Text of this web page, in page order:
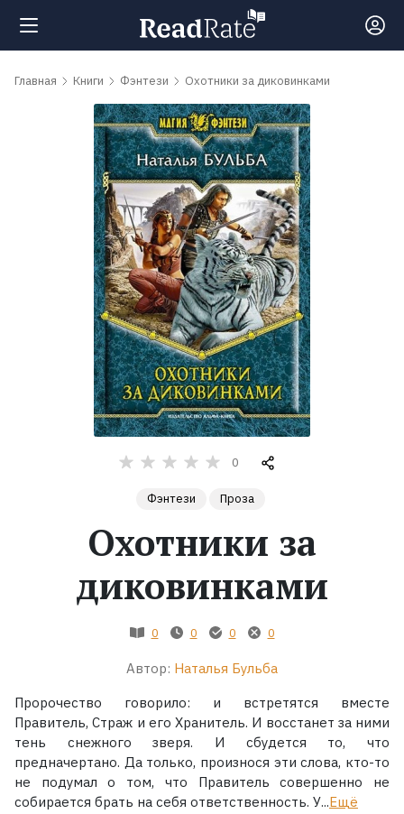
Поиск
Рейтинги
обсуждаемые
Экранизации
Коллекции
Главная Книги Фэнтези Охотники за диковинками
0
Фэнтези Проза
Охотники за
диковинками
0 0 0 0
Автор: Наталья Бульба
Пророчество говорило: и встретятся вместе
Правитель, Страж и его Хранитель. И восстанет за ними
тень снежного зверя. И сбудется то, что
предначертано. Да только, произнося эти слова, кто-то
не подумал о том, что Правитель совершенно не
собирается брать на себя ответственность. У...Ещё